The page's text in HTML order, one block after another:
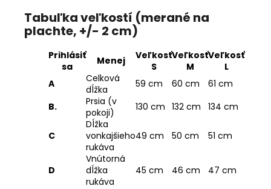
Tabuľka veľkostí (merané na
plachte, +/- 2 cm)
Prihlásiť
sa
Menej
Veľkosť
S
Veľkosť
M
Veľkosť
L
A
Celková
dĺžka
59 cm 60 cm
61 cm
B.
Prsia (v
pokoji)
130 cm 132 cm 134 cm
C
Dĺžka
vonkajšieho
rukáva
49 cm 50 cm 51 cm
D
Vnútorná
dĺžka
rukáva
45 cm 46 cm 47 cm